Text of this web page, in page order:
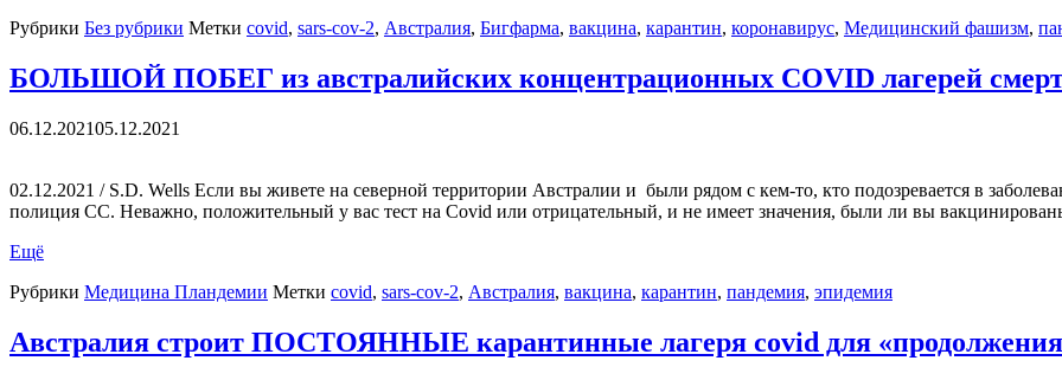
Рубрики Без рубрики Метки covid, sars-cov-2, Австралия, Бигфарма, вакцина, карантин, коронавирус, Медицинский фашизм,
БОЛЬШОЙ ПОБЕГ из австралийских концентрационных COVID лагерей
06.12.202105.12.2021
02.12.2021 / S.D. Wells Если вы живете на северной территории Австралии и были рядом с кем-то, кто подозревается в
полиция СС. Неважно, положительный у вас тест на Covid или отрицательный, и не имеет значения, были ли вы
Ещё
Рубрики Медицина Пландемии Метки covid, sars-cov-2, Австралия, вакцина, карантин, пандемия, эпидемия
Австралия строит ПОСТОЯННЫЕ карантинные лагеря covid для